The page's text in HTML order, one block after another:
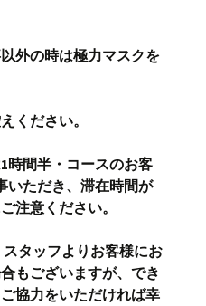
外の時は極力マスクを
ください。
1時間半・コースのお客
いただき、滞在時間が
注意ください。
タッフよりお客様にお
もございますが、でき
協力をいただければ幸